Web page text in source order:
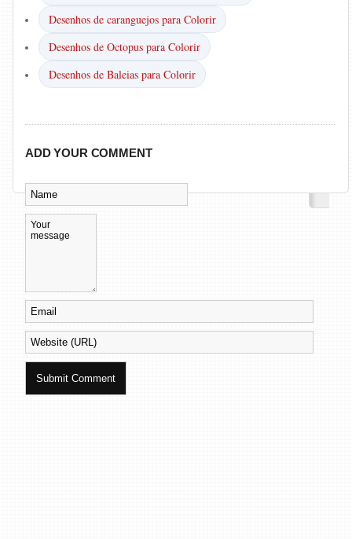
Desenhos de caranguejos para Colorir
Desenhos de Octopus para Colorir
Desenhos de Baleias para Colorir
ADD YOUR COMMENT